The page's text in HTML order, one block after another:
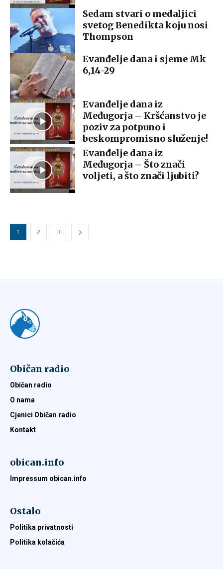
Sedam stvari o medaljici
svetog Benedikta koju nosi
Thompson
Evanđelje dana i sjeme Mk
6,14-29
Evanđelje dana iz
Međugorja – Kršćanstvo je
poziv za potpuno i
beskompromisno služenje!
Evanđelje dana iz
Međugorja – Što znači
voljeti, a što znači ljubiti?
1 2 3
Običan radio
Običan radio
O nama
Cjenici Običan radio
Kontakt
obican.info
Impressum obican.info
Ostalo
Politika privatnosti
Politika kolačića